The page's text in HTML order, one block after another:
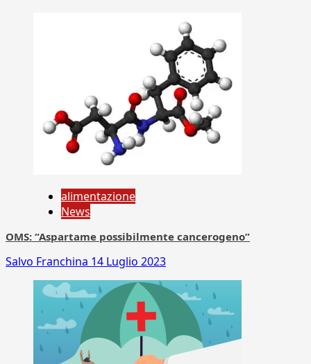
alimentazione
News
OMS: “Aspartame possibilmente cancerogeno”
Salvo Franchina 14 Luglio 2023